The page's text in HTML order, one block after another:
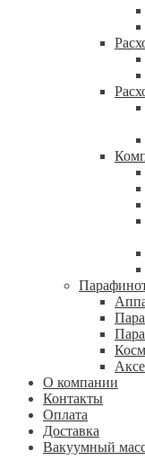
О компании
Контакты
Оплата
Доставка
Вакуумный